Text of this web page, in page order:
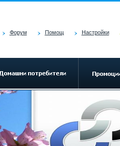
Форум Помощ Настройки